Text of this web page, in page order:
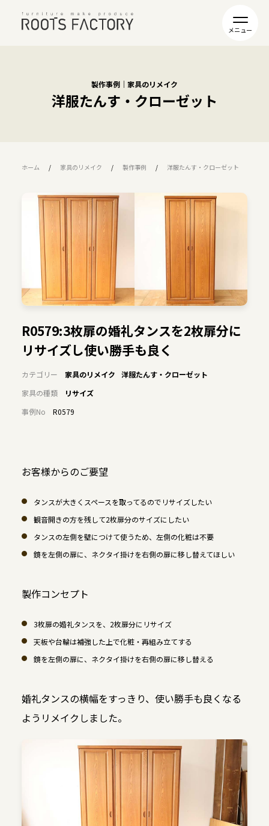
製作事例｜家具のリメイク
洋服たんす・クローゼット
ホーム 家具のリメイク 製作事例 洋服たんす・クローゼット
R0579:3枚扉の婚礼タンスを2枚扉分に
リサイズし使い勝手も良く
カテゴリー 家具のリメイク
洋服たんす・クローゼット
家具の種類
リサイズ
事例No
R0579
お客様からのご要望
タンスが大きくスペースを取ってるのでリサイズしたい
観音開きの方を残して2枚扉分のサイズにしたい
タンスの左側を壁につけて使うため、左側の化粧は不要
鏡を左側の扉に、ネクタイ掛けを右側の扉に移し替えてほしい
製作コンセプト
3枚扉の婚礼タンスを、2枚扉分にリサイズ
天板や台輪は補強した上で化粧・再組み立てする
鏡を左側の扉に、ネクタイ掛けを右側の扉に移し替える
婚礼タンスの横幅をすっきり、使い勝手も良くなる
ようリメイクしました。